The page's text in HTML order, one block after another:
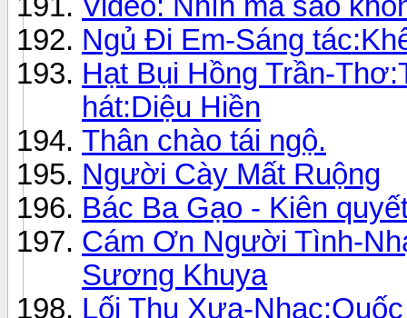
Ngủ Đi Em-Sáng
Hạt Bụi Hồng Trần-
hát:Diệu Hiền
Thân chào tái ngộ.
Người Cày Mất Ruộng
Bác Ba Gạo - Kiên
Cám Ơn Người Tình-
Sương Khuya
Lối Thu Xưa-